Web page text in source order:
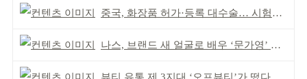
중국, 화장품 허가·등록 대수술… 시험자료 공용 허용
나스, 브랜드 새 얼굴로 배우 ‘문가영’ 발탁